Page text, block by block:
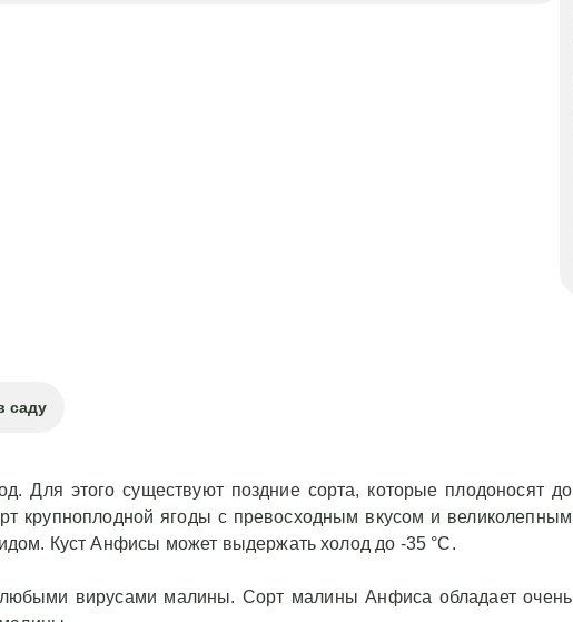
7)
саду
Для этого существуют поздние сорта, которые плодоносят до
крупноплодной ягоды с превосходным вкусом и великолепным
Куст Анфисы может выдержать холод до -35 °С.
вирусами малины. Сорт малины Анфиса обладает очень